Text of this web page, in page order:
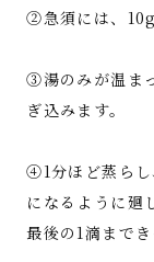
②急須には、10g
③湯のみが温ま
ぎ込みます。
④1分ほど蒸らし
になるように廻
最後の1滴まで